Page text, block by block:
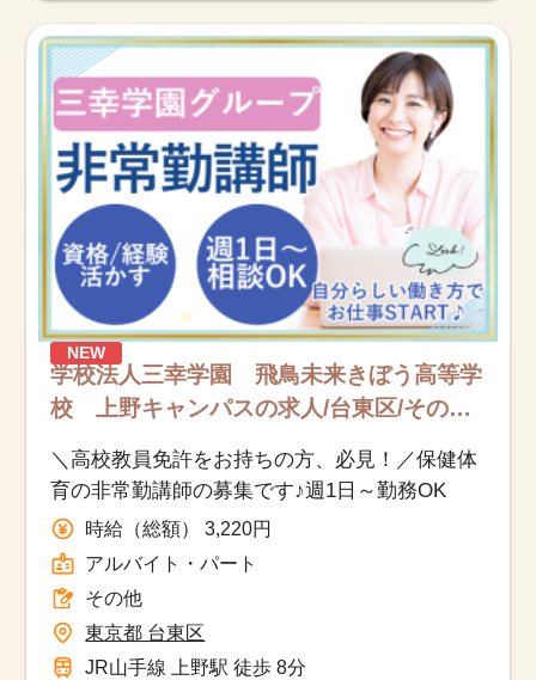
NEW
学校法人三幸学園 飛鳥未来きぼう高等学
校 上野キャンパスの求人/台東区/その他/
アルバイト・パート
＼高校教員免許をお持ちの方、必見！／保健体
育の非常勤講師の募集です♪週1日～勤務OK
時給（総額） 3,220円
アルバイト・パート
その他
東京都 台東区
JR山手線 上野駅 徒歩 8分